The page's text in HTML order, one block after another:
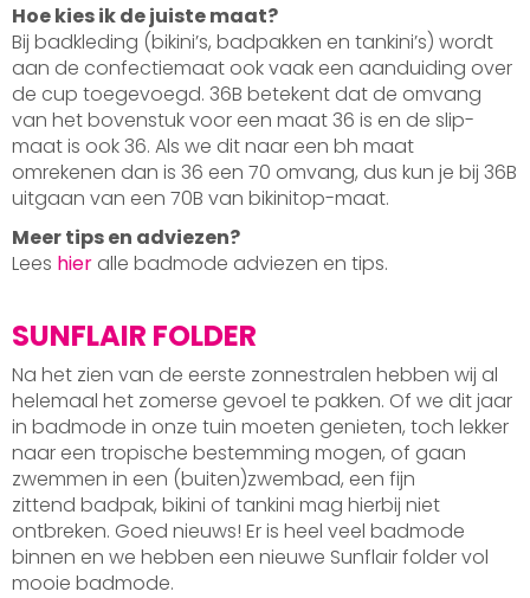
Hoe kies ik de juiste maat?
Bij badkleding (bikini’s, badpakken en tankini’s) wordt
aan de confectiemaat ook vaak een aanduiding over
de cup toegevoegd. 36B betekent dat de omvang
van het bovenstuk voor een maat 36 is en de slip-
maat is ook 36. Als we dit naar een bh maat
omrekenen dan is 36 een 70 omvang, dus kun je bij 36B
uitgaan van een 70B van bikinitop-maat.
Meer tips en adviezen?
Lees hier alle badmode adviezen en tips.
SUNFLAIR FOLDER
Na het zien van de eerste zonnestralen hebben wij al
helemaal het zomerse gevoel te pakken. Of we dit jaar
in badmode in onze tuin moeten genieten, toch lekker
naar een tropische bestemming mogen, of gaan
zwemmen in een (buiten)zwembad, een fijn
zittend badpak, bikini of tankini mag hierbij niet
ontbreken. Goed nieuws! Er is heel veel badmode
binnen en we hebben een nieuwe Sunflair folder vol
mooie badmode.